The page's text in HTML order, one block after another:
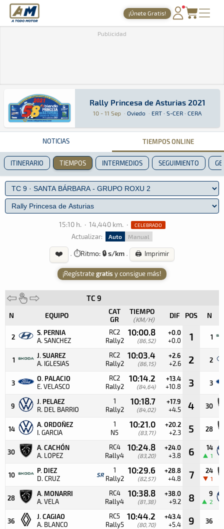
A Todo Motor · Revista del motor desde 1999
¡Únete Gratis!
GALERÍAS
TIENDA
ARCHIVO
Publicidad
Rally Princesa de Asturias 2021
Rally Princesa de Asturias 2021
10 - 11 Sep · Oviedo · ERT · S-CER · CERA
Rally · Rally Princesa de Asturias 2021 ·
Oviedo Oviedo
NOTICIAS TIEMPOS ONLINE
ITINERARIO TIEMPOS INTERMEDIOS SEGUIMIENTO
15:10 h. · 14,440 km. · CELEBRADO
Actualizar: Auto Manual
❤️ · ⏱️Ritmo: 🔒 s/km · 🖨️ Imprimir
¡Regístrategratis y consigue más!
TC 9
N EQUIPO
CAT
GR
TIEMPO
(KM/H) DIF POS N
2
S. PERNIA
A. SANCHEZ
RC2
Rally2
10:00.8
(86,52)
+0.0
+0.0 1 1
1
J. SUAREZ
A. IGLESIAS
RC2
Rally2
10:03.4
(86,15)
+2.6
+2.6 2 2
3
O. PALACIO
E. VELASCO
RC2
Rally2
10:14.2
(84,64)
+13.4
+10.8 3 3
9
J. PELAEZ
R. DEL BARRIO
1
Rally2
10:18.7
(84,02)
+17.9
+4.5 4 30
14
A. ORDOÑEZ
I. GARCIA
1
N5
10:21.0
(83,71)
+20.2
+2.3 5 28
30
A. CACHÓN
A. LOPEZ
RC4
Rally4
10:24.8
(83,20)
+24.0
+3.8 6 14
1
10
P. DIEZ
D. CRUZ SR
1
Rally2
10:29.6
(82,57)
+28.8
+4.8 7 24
1
28
A. MONARRI
A. VELA
RC4
Rally4
10:38.8
(81,38)
+38.0
+9.2 8 9
2
36
J. CAGIAO
A. BLANCO
RC5
Rally5
10:44.2
(80,70)
+43.4
+5.4 9 36